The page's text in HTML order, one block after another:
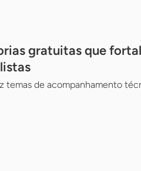
gratuitas que
temas de acompanhamento